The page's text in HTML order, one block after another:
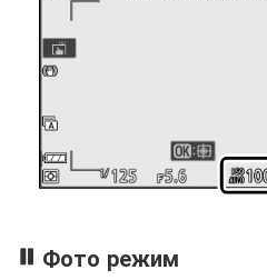
Фото режим